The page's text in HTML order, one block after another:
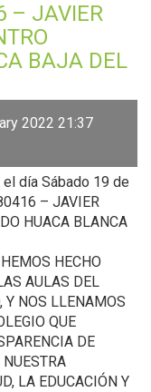
– JAVIER
BAJA DEL
2022 21:37
día Sábado 19 de
– JAVIER
HUACA BLANCA
HECHO
AULAS DEL
Y NOS LLENAMOS
QUE
DE
LA EDUCACIÓN Y